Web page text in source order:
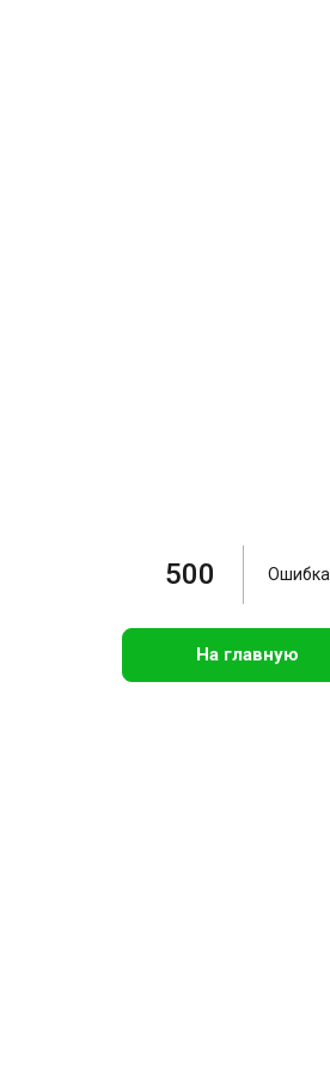
500 Ошибка
На главную